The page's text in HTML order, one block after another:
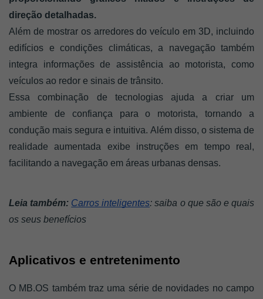
direção detalhadas.
Além de mostrar os arredores do veículo em 3D, incluindo
edifícios e condições climáticas, a navegação também
integra informações de assistência ao motorista, como
veículos ao redor e sinais de trânsito.
Essa combinação de tecnologias ajuda a criar um
ambiente de confiança para o motorista, tornando a
condução mais segura e intuitiva. Além disso, o sistema de
realidade aumentada exibe instruções em tempo real,
facilitando a navegação em áreas urbanas densas.
Leia também: Carros inteligentes: saiba o que são e quais
os seus benefícios
Aplicativos e entretenimento
O MB.OS também traz uma série de novidades no campo